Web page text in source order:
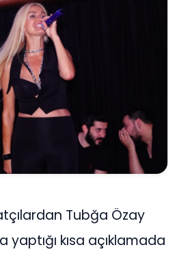
Tubğa Özay
yaptığı kısa açıklamada